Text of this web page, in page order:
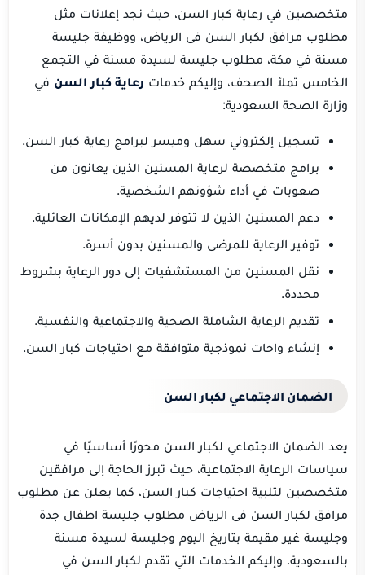
متخصصين في رعاية كبار السن، حيث نجد إعلانات مثل
مطلوب مرافق لكبار السن فى الرياض، ووظيفة جليسة
مسنة في مكة، مطلوب جليسة لسيدة مسنة في التجمع
الخامس تملأ الصحف، وإليكم خدمات رعاية كبار السن في
وزارة الصحة السعودية:
تسجيل إلكتروني سهل وميسر لبرامج رعاية كبار السن.
برامج متخصصة لرعاية المسنين الذين يعانون من
صعوبات في أداء شؤونهم الشخصية.
دعم المسنين الذين لا تتوفر لديهم الإمكانات العائلية.
توفير الرعاية للمرضى والمسنين بدون أسرة.
نقل المسنين من المستشفيات إلى دور الرعاية بشروط
محددة.
تقديم الرعاية الشاملة الصحية والاجتماعية والنفسية.
إنشاء واحات نموذجية متوافقة مع احتياجات كبار السن.
الضمان الاجتماعي لكبار السن
يعد الضمان الاجتماعي لكبار السن محورًا أساسيًا في
سياسات الرعاية الاجتماعية، حيث تبرز الحاجة إلى مرافقين
متخصصين لتلبية احتياجات كبار السن، كما يعلن عن مطلوب
مرافق لكبار السن فى الرياض مطلوب جليسة اطفال جدة
وجليسة غير مقيمة بتاريخ اليوم وجليسة لسيدة مسنة
بالسعودية، وإليكم الخدمات التي تقدم لكبار السن في